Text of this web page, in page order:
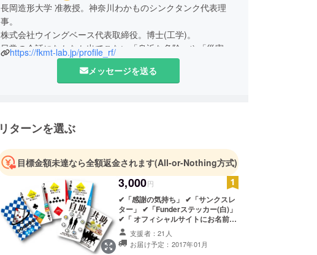
長岡造形大学 准教授。神奈川わかものシンクタンク代表理
事。
株式会社ウイングベース代表取締役。博士(工学)。
日常の会話になかなか出てこない「身近な危険」や「災害」
について個人の体験談や考えを共有する場がつくれる「防災
https://fkmt-lab.jp/profile_rf/
メッセージを送る
リターンを選ぶ
目標金額未達なら全額返金されます(All-or-Nothing方式)
3,000円
✔「感謝の気持ち」 ✔「サンクスレ
ター」 ✔「Funderステッカー(白)」
✔「 オフィシャルサイトにお名前を
記載」 ✔「横浜版・防災トランプ 1
個」
============================
支援者：21人
お届け予定：2017年01月